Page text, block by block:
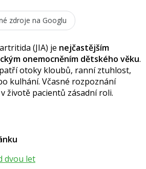
zdroje na Googlu
(JIA) je nejčastějším
onemocněním dětského věku.
otoky kloubů, ranní ztuhlost,
kulhání. Včasné rozpoznání
životě pacientů zásadní roli.
dvou let